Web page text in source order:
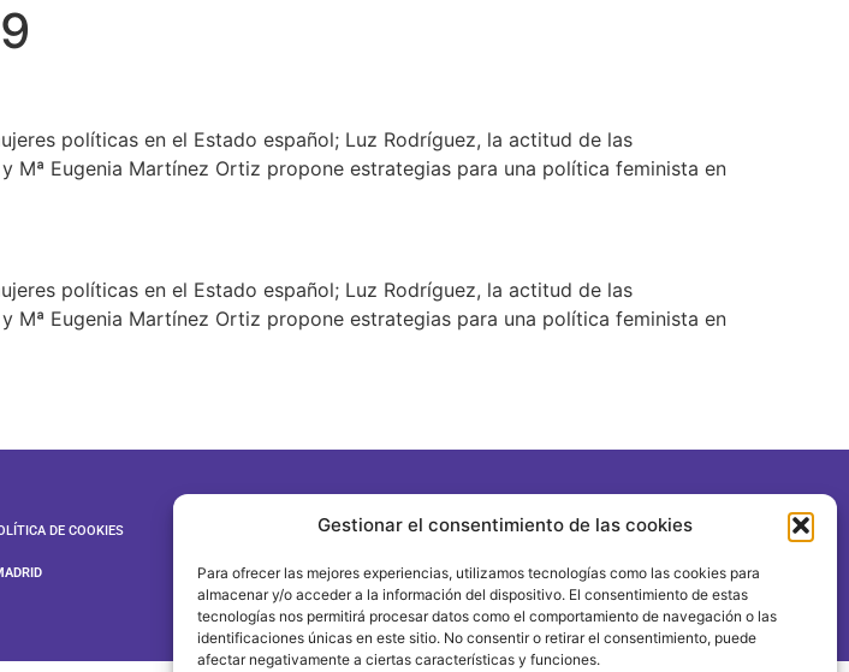
Gestionar el consentimiento de las cookies
Para ofrecer las mejores experiencias, utilizamos tecnologías como las cookies para
almacenar y/o acceder a la información del dispositivo. El consentimiento de estas
tecnologías nos permitirá procesar datos como el comportamiento de navegación o las
identificaciones únicas en este sitio. No consentir o retirar el consentimiento, puede
afectar negativamente a ciertas características y funciones.
políticas en el Estado español; Luz Rodríguez, la actitud de las
Mª Eugenia Martínez Ortiz propone estrategias para una política feminista en
políticas en el Estado español; Luz Rodríguez, la actitud de las
Mª Eugenia Martínez Ortiz propone estrategias para una política feminista en
DE COOKIES
©2021 FORUM POLÍTICA FEMINISTA